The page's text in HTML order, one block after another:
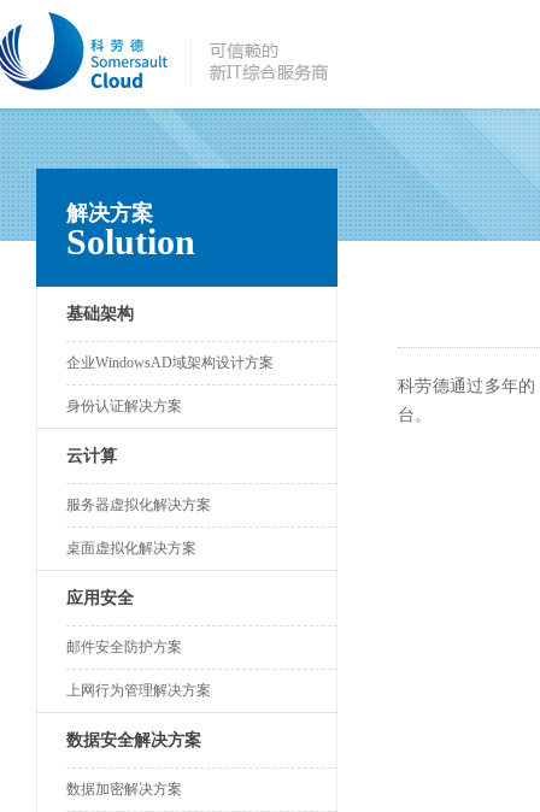
解决方案
Solution
基础架构
企业WindowsAD域架构设计方案
身份认证解决方案
云计算
服务器虚拟化解决方案
桌面虚拟化解决方案
应用安全
邮件安全防护方案
上网行为管理解决方案
数据安全解决方案
数据加密解决方案
科劳德通过多年
台。